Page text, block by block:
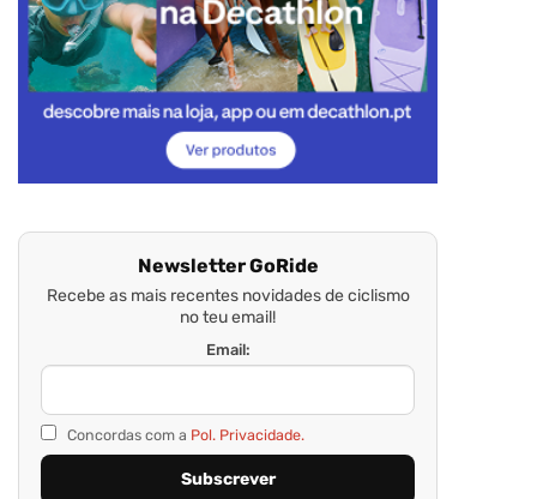
Newsletter GoRide
Recebe as mais recentes novidades de ciclismo
no teu email!
Email:
Concordas com a Pol. Privacidade.